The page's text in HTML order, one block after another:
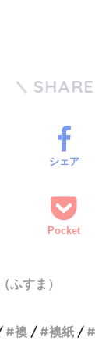
SHARE
シェア
Pocket
ふすま）
襖 襖紙